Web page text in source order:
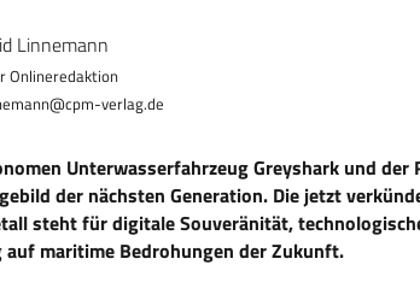
Linnemann
Leiter Onlineredaktion
verlag.de
Unterwasserfahrzeug Greyshark und
der nächsten Generation. Die jetzt
steht für digitale Souveränität,
maritime Bedrohungen der Zukunft.